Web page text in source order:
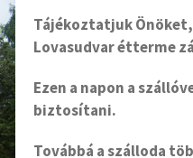
Tájékoztatjuk Önöket,
Lovasudvar étterme
Ezen a napon a
biztosítani.
Továbbá a szálloda